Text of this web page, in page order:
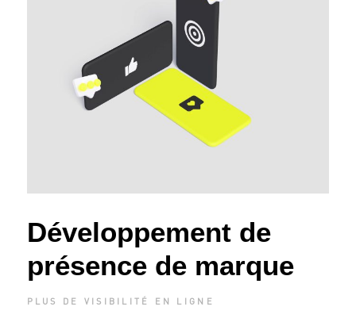
Développement de
présence de marque
PLUS DE VISIBILITÉ EN LIGNE